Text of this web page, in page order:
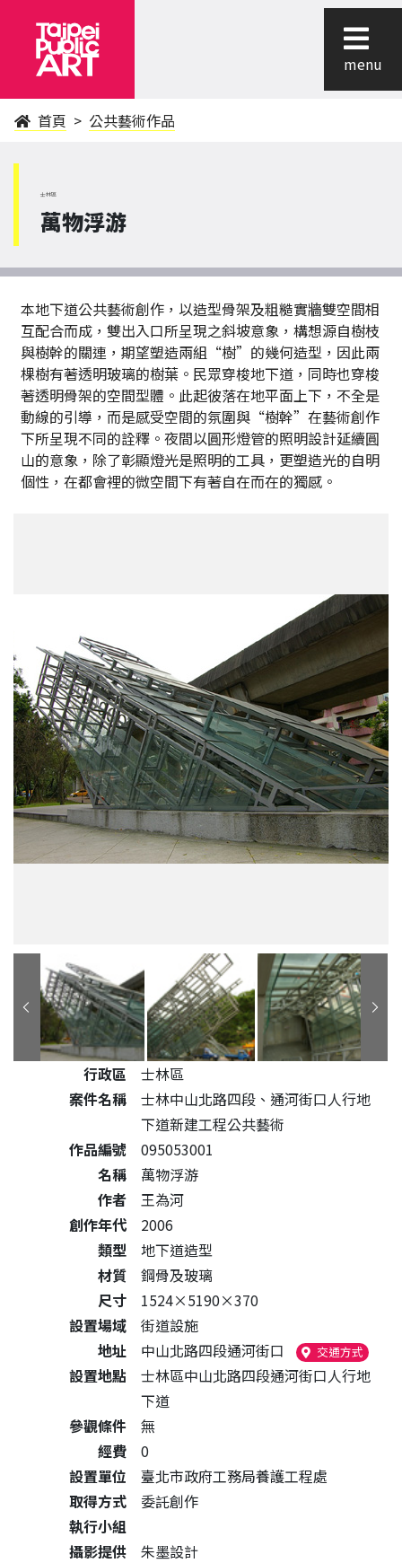
menu
首頁 公共藝術作品
士林區
萬物浮游
本地下道公共藝術創作，以造型骨架及粗糙實牆雙空間相
互配合而成，雙出入口所呈現之斜坡意象，構想源自樹枝
與樹幹的關連，期望塑造兩組“樹”的幾何造型，因此兩
棵樹有著透明玻璃的樹葉。民眾穿梭地下道，同時也穿梭
著透明骨架的空間型體。此起彼落在地平面上下，不全是
動線的引導，而是感受空間的氛圍與“樹幹”在藝術創作
下所呈現不同的詮釋。夜間以圓形燈管的照明設計延續圓
山的意象，除了彰顯燈光是照明的工具，更塑造光的自明
個性，在都會裡的微空間下有著自在而在的獨感。
公共藝術作品詳細資料
行政區
士林區
案件名稱
士林中山北路四段、通河街口人行地
下道新建工程公共藝術
作品編號
095053001
名稱
萬物浮游
作者
王為河
創作年代
2006
類型
地下道造型
材質
鋼骨及玻璃
尺寸
1524×5190×370
設置場域
街道設施
地址
中山北路四段通河街口 交通方式（另開
設置地點
士林區中山北路四段通河街口人行地
下道
參觀條件
無
經費
0
設置單位
臺北市政府工務局養護工程處
取得方式
委託創作
執行小組
攝影提供
朱墨設計